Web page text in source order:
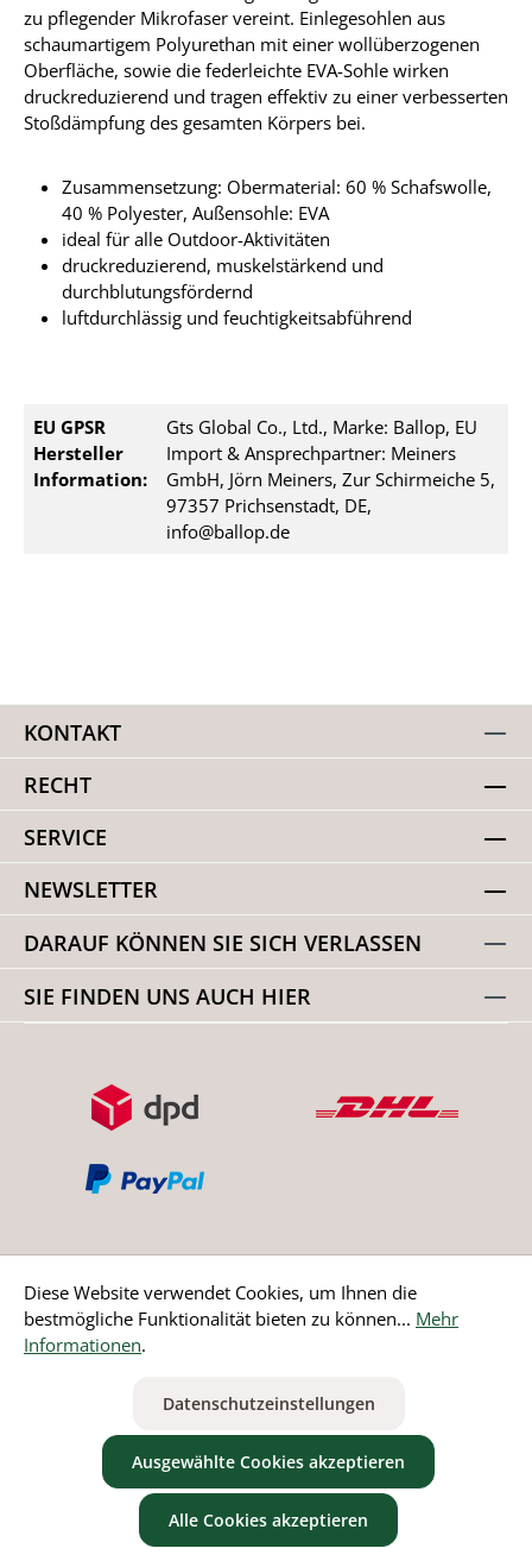
zu pflegender Mikrofaser vereint. Einlegesohlen aus
schaumartigem Polyurethan mit einer wollüberzogenen
Oberfläche, sowie die federleichte EVA-Sohle wirken
druckreduzierend und tragen effektiv zu einer verbesserten
Stoßdämpfung des gesamten Körpers bei.
Zusammensetzung: Obermaterial: 60 % Schafswolle,
40 % Polyester, Außensohle: EVA
ideal für alle Outdoor-Aktivitäten
druckreduzierend, muskelstärkend und
durchblutungsfördernd
luftdurchlässig und feuchtigkeitsabführend
EU GPSR
Hersteller
Information:
Gts Global Co., Ltd., Marke: Ballop, EU
Import & Ansprechpartner: Meiners
GmbH, Jörn Meiners, Zur Schirmeiche 5,
97357 Prichsenstadt, DE,
info@ballop.de
KONTAKT
RECHT
SERVICE
NEWSLETTER
DARAUF KÖNNEN SIE SICH VERLASSEN
SIE FINDEN UNS AUCH HIER
Bestellung widerrufen
ausgenommen Nicht EU-Länder
Diese Website verwendet Cookies, um Ihnen die
bestmögliche Funktionalität bieten zu können... Mehr
Informationen.
Datenschutzeinstellungen
Ausgewählte Cookies akzeptieren
Alle Cookies akzeptieren